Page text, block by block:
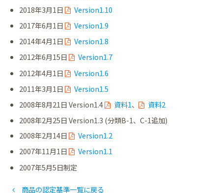
2018年3月1日
Version1.10
2017年6月1日
Version1.9
2014年4月1日
Version1.8
2012年6月15日
Version1.7
2012年4月1日
Version1.6
2011年3月1日
Version1.5
2008年8月21日 Version1.4
資料1、
資料2
2008年2月25日 Version1.3 (分類B-1、C-1追加)
2008年2月14日
Version1.2
2007年11月1日
Version1.1
2007年5月5日制定
商品の認定基準一覧に戻る